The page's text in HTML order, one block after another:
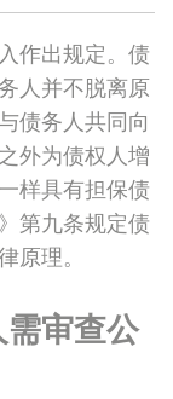
作出规定。债
人并不脱离原
债务人共同向
外为债权人增
样具有担保债
第九条规定债
原理。
审查公